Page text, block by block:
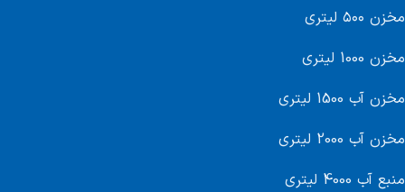
مخزن ۵۰۰ لیتری
مخزن 1000 لیتری
مخزن آب 1500 لیتری
مخزن آب 2000 لیتری
منبع آب 4000 لیتری